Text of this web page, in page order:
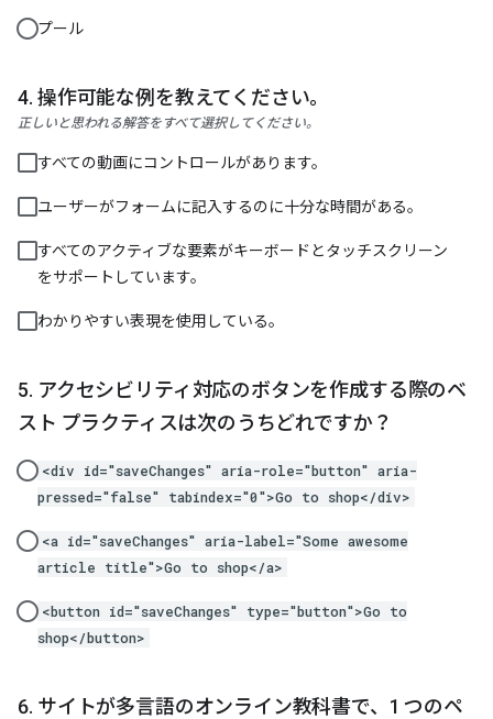
プール
操作可能な例を教えてください。
正しいと思われる解答をすべて選択してください。
すべての動画にコントロールがあります。
ユーザーがフォームに記入するのに十分な時間がある。
すべてのアクティブな要素がキーボードとタッチスクリーン
をサポートしています。
わかりやすい表現を使用している。
アクセシビリティ対応のボタンを作成する際のベ
スト プラクティスは次のうちどれですか？
<div id="saveChanges" aria-role="button" aria-
pressed="false" tabindex="0">Go to shop</div>
<a id="saveChanges" aria-label="Some awesome
article title">Go to shop</a>
<button id="saveChanges" type="button">Go to
shop</button>
サイトが多言語のオンライン教科書で、1 つのペ